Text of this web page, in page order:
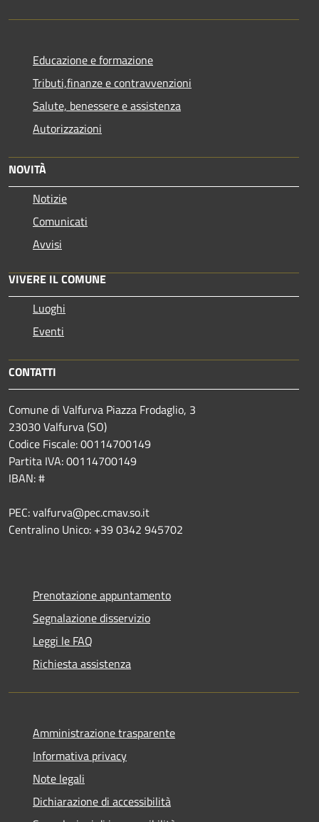
Educazione e formazione
Tributi,finanze e contravvenzioni
Salute, benessere e assistenza
Autorizzazioni
NOVITÀ
Notizie
Comunicati
Avvisi
VIVERE IL COMUNE
Luoghi
Eventi
CONTATTI
Comune di Valfurva Piazza Frodaglio, 3
23030 Valfurva (SO)
Codice Fiscale: 00114700149
Partita IVA: 00114700149
IBAN: #
PEC: valfurva@pec.cmav.so.it
Centralino Unico: +39 0342 945702
Prenotazione appuntamento
Segnalazione disservizio
Leggi le FAQ
Richiesta assistenza
Amministrazione trasparente
Informativa privacy
Note legali
Dichiarazione di accessibilità